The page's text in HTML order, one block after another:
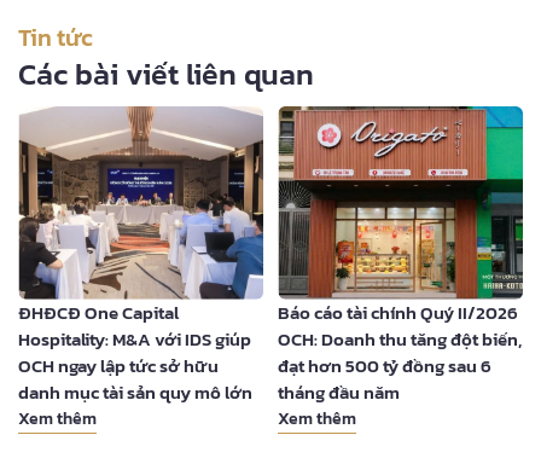
Tin tức
Các bài viết liên quan
ĐHĐCĐ One Capital
Hospitality: M&A với IDS giúp
OCH ngay lập tức sở hữu
danh mục tài sản quy mô lớn
Xem thêm
Báo cáo tài chính Quý II/2026
OCH: Doanh thu tăng đột biến,
đạt hơn 500 tỷ đồng sau 6
tháng đầu năm
Xem thêm